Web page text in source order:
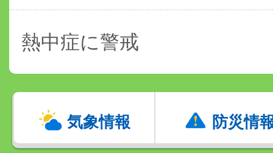
熱中症に警戒
気象情報 防災情